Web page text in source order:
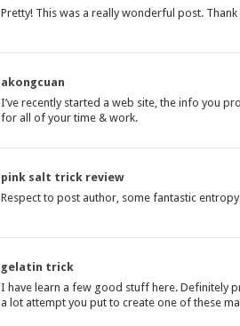
Pretty! This was a really wonderful post.
akongcuan
I’ve recently started a web site, the info you
for all of your time & work.
pink salt trick review
Respect to post author, some fantastic
gelatin trick
I have learn a few good stuff here. Definitely
a lot attempt you put to create one of these